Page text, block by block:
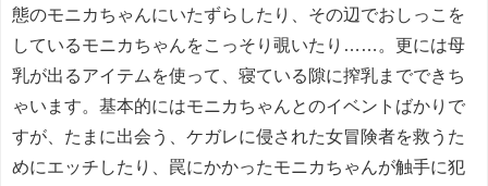
態のモニカちゃんにいたずらしたり、その辺でおしっこを
しているモニカちゃんをこっそり覗いたり……。更には母
乳が出るアイテムを使って、寝ている隙に搾乳までできち
ゃいます。基本的にはモニカちゃんとのイベントばかりで
すが、たまに出会う、ケガレに侵された女冒険者を救うた
めにエッチしたり、罠にかかったモニカちゃんが触手に犯